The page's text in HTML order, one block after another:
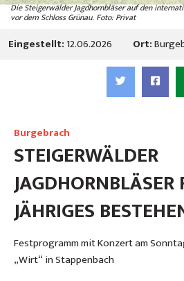
Die Steigerwälder Jagdhornbläser auf den
vor dem Schloss Grünau. Foto: Privat
Eingestellt:12.06.2026 Ort:
Burgebrach
STEIGERWÄLDER
JÄHRIGES
Festprogramm mit Konzert am
„Wirt“ in Stappenbach